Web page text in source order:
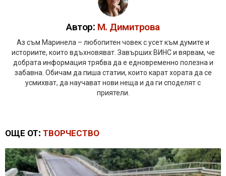
Автор: М. Димитрова
Аз съм Маринела – любопитен човек с усет към думите и
историите, които вдъхновяват. Завърших ВИНС и вярвам, че
добрата информация трябва да е едновременно полезна и
забавна. Обичам да пиша статии, които карат хората да се
усмихват, да научават нови неща и да ги споделят с
приятели.
ОЩЕ ОТ: ТВОРЧЕСТВО